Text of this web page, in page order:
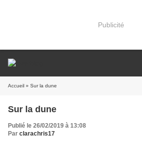
Publicité
Accueil » Sur la dune
Sur la dune
Publié le 26/02/2019 à 13:08
Par clarachris17